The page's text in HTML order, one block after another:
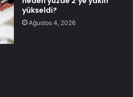
yükseldi?
Ağustos 4, 2026